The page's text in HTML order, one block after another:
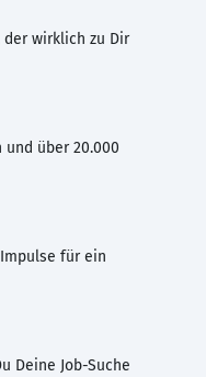
der wirklich zu Dir
und über 20.000
für ein
Deine Job-Suche